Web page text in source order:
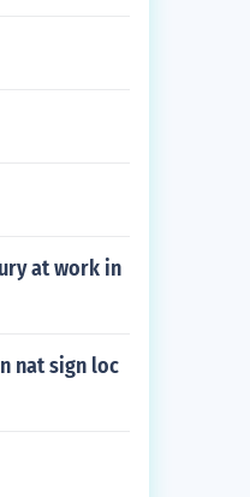
at work in
nat sign loc